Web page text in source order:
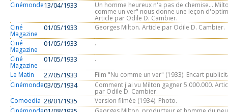
Cinémonde13/04/1933 Un homme heureux n'a pas de chemise...
comme un ver" nous donne une leçon
Article par Odile D. Cambier.
Ciné
Magazine
01/05/1933
Georges Milton. Article par Odile D. Cambier.
Ciné
Magazine
01/05/1933
.
Ciné
Magazine
01/05/1933
.
Le Matin
27/05/1933
Film "Nu comme un ver" (1933). Encart
Cinémonde03/05/1934 Comment j'ai vu Milton gagner 5.000.000.
par Odile D. Cambier.
Comoedia 28/01/1935
Version filmée (1934). Photo.